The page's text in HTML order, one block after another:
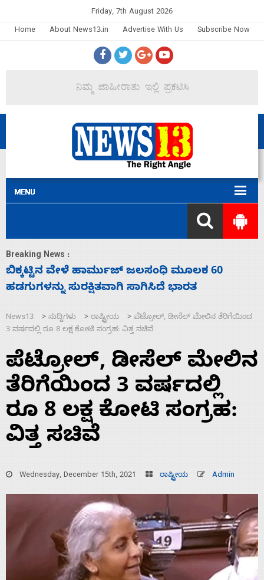
Friday, 7th August 2026
Home
About News13.in Advertise With Us Subscribe Now
Breaking News :
ನಾಗೇಂದ್ರ ರಾಜೀನಾಮೆ ಕೊಡದಿದ್ದರೆ ಸದನ ನಡೆಸಲು
ಬಿಡೆವು: ಛಲವಾದಿ ನಾರಾಯಣಸ್ವಾಮಿ
News13 > ಸುದ್ದಿಗಳು > ರಾಷ್ಟ್ರೀಯ > ಪೆಟ್ರೋಲ್‌, ಡೀಸೆಲ್ ಮೇಲಿನ ತೆರಿಗೆಯಿಂದ
3 ವರ್ಷದಲ್ಲಿ ರೂ 8 ಲಕ್ಷ ಕೋಟಿ ಸಂಗ್ರಹ: ವಿತ್ತ ಸಚಿವೆ
ಪೆಟ್ರೋಲ್‌, ಡೀಸೆಲ್ ಮೇಲಿನ
ತೆರಿಗೆಯಿಂದ 3 ವರ್ಷದಲ್ಲಿ
ರೂ 8 ಲಕ್ಷ ಕೋಟಿ ಸಂಗ್ರಹ:
ವಿತ್ತ ಸಚಿವೆ
Wednesday, December 15th, 2021 ರಾಷ್ಟ್ರೀಯ Admin